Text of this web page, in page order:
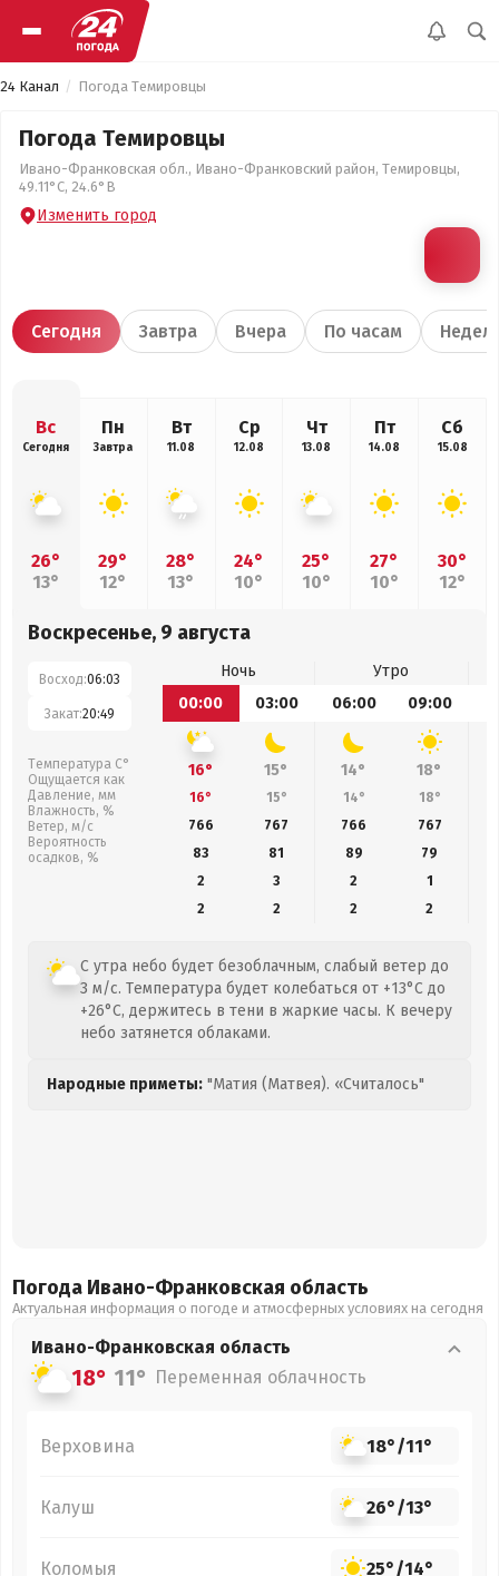
24 Канал Погода Темировцы
Погода Темировцы
Ивано-Франковская обл., Ивано-Франковский район, Темировцы,
49.11°С, 24.6°В
Изменить город
Сегодня Завтра Вчера По часам
Вс
Сегодня
26°
13°
Пн
Завтра
29°
12°
Вт
11.08
28°
13°
Ср
12.08
24°
10°
Чт
13.08
25°
10°
Пт
14.08
27°
10°
Сб
15.08
30°
12°
Воскресенье, 9 августа
Восход:06:03
Закат:20:49
Температура С°
Ощущается как
Давление, мм
Влажность, %
Ветер, м/с
Вероятность
осадков, %
Ночь
Утро
00:00
03:00 06:00 09:00
16° 15° 14° 18°
16° 15° 14° 18°
766
767 766 767
83
81 89 79
2
3 2
1
2
2 2 2
С утра небо будет безоблачным, слабый ветер до
3 м/с. Температура будет колебаться от +13°C до
+26°C, держитесь в тени в жаркие часы. К вечеру
небо затянется облаками.
Народные приметы: "Матия (Матвея). «Считалось"
Погода Ивано-Франковская область
Актуальная информация о погоде и атмосферных условиях на сегодня
Ивано-Франковская область
18° 11° Переменная облачность
Верховина 18°/11°
Калуш 26°/13°
Коломыя 25°/14°